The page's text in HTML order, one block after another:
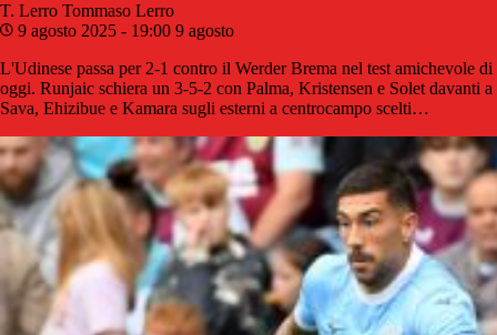
T. Lerro Tommaso Lerro
9 agosto 2025 - 19:00 9 agosto
L'Udinese passa per 2-1 contro il Werder Brema nel test amichevole di
oggi. Runjaic schiera un 3-5-2 con Palma, Kristensen e Solet davanti a
Sava, Ehizibue e Kamara sugli esterni a centrocampo scelti…